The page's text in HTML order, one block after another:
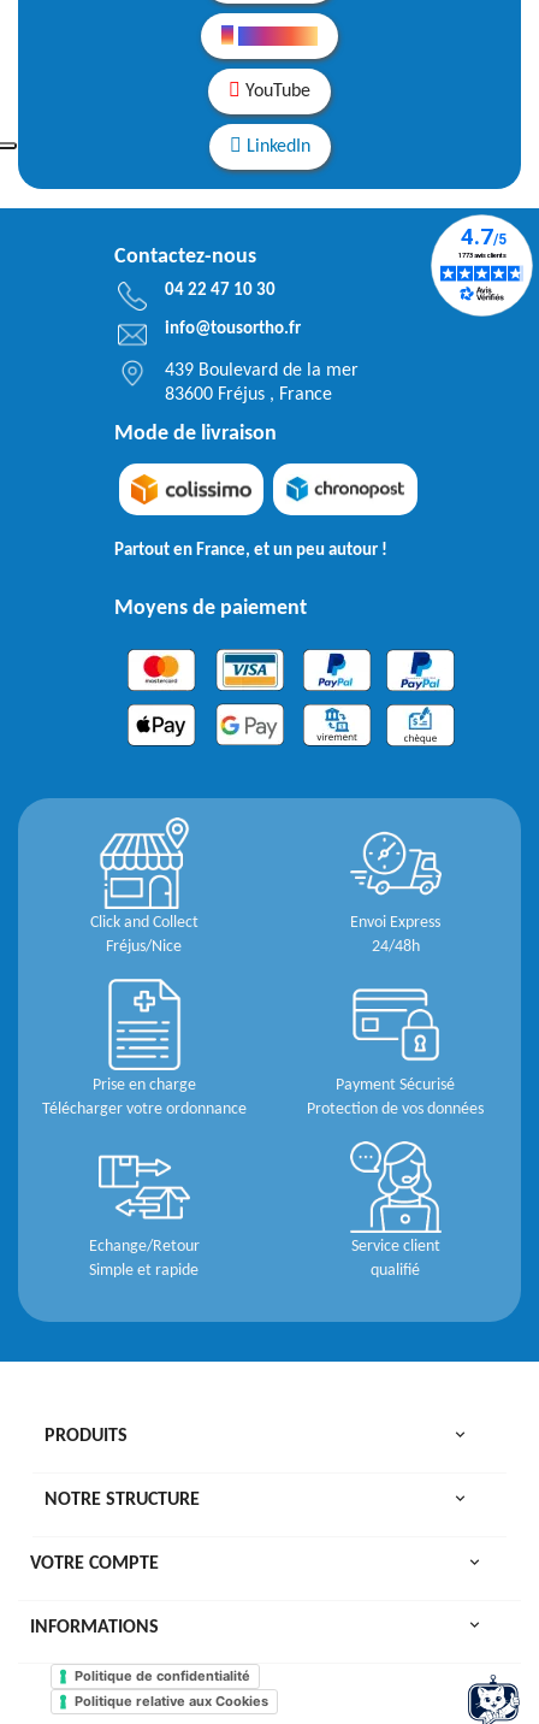
YouTube
LinkedIn
Contactez-nous
04 22 47 10 30
info@tousortho.fr
439 Boulevard de la mer
83600 Fréjus , France
Mode de livraison
Partout en France, et un peu autour !
Moyens de paiement
Click and Collect
Fréjus/Nice
Envoi Express
24/48h
Prise en charge
Télécharger votre ordonnance
Payment Sécurisé
Protection de vos données
Echange/Retour
Simple et rapide
Service client
qualifié
PRODUITS 
NOTRE STRUCTURE 
VOTRE COMPTE 
INFORMATIONS keyboard_arrow_down
Politique de confidentialité
Politique relative aux Cookies